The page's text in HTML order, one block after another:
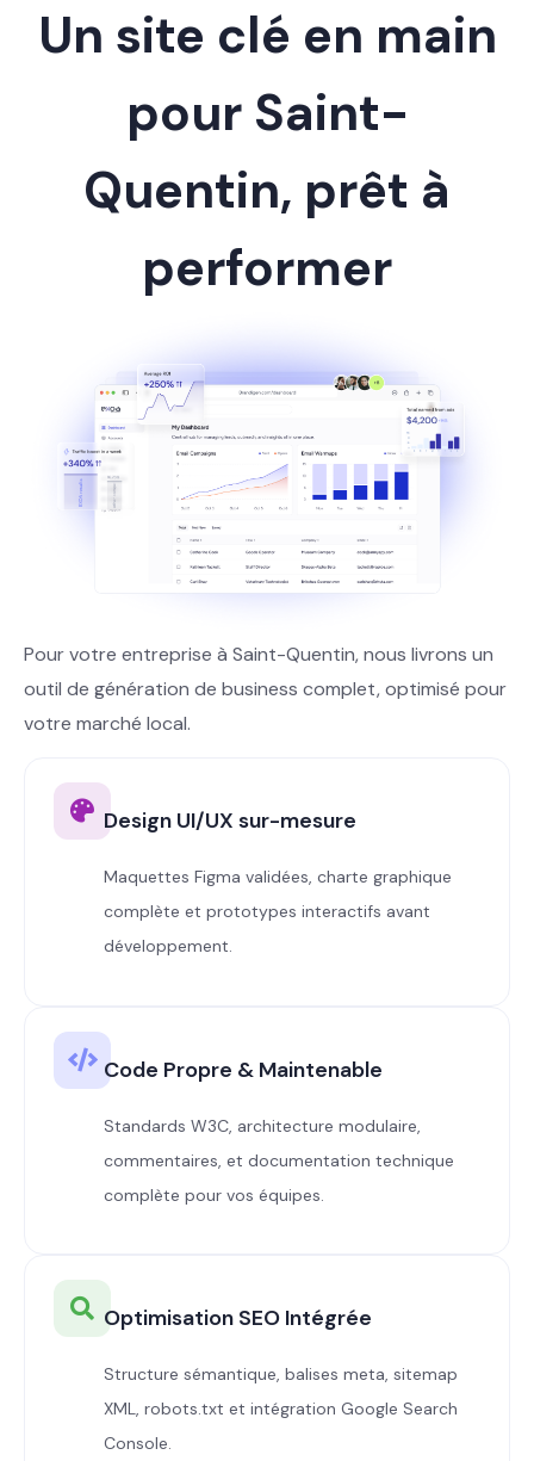
Un site clé en main
pour Saint-
Quentin, prêt à
performer
Pour votre entreprise à Saint-Quentin, nous livrons un
outil de génération de business complet, optimisé pour
votre marché local.
Design UI/UX sur-mesure
Maquettes Figma validées, charte graphique
complète et prototypes interactifs avant
développement.
Code Propre & Maintenable
Standards W3C, architecture modulaire,
commentaires, et documentation technique
complète pour vos équipes.
Optimisation SEO Intégrée
Structure sémantique, balises meta, sitemap
XML, robots.txt et intégration Google Search
Console.